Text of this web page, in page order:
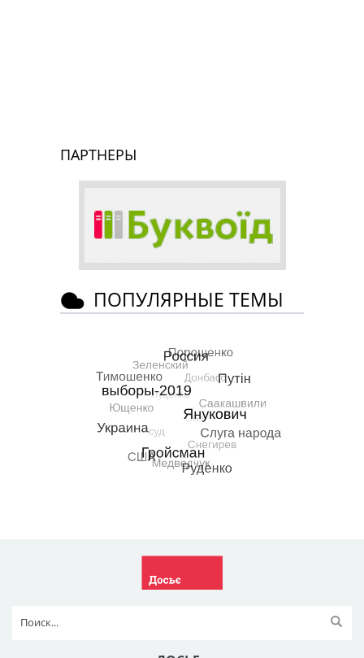
ПАРТНЕРЫ
ПОПУЛЯРНЫЕ ТЕМЫ